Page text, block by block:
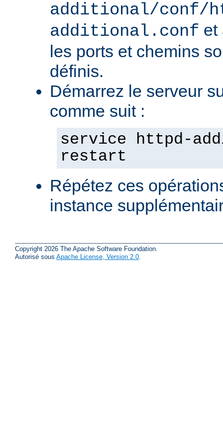
additional/conf/
additional.conf et
les ports et chemins
définis.
Démarrez le serveur
comme suit :
service httpd-
restart
Répétez ces
instance
Copyright 2026 The Apache Software Foundation.
Autorisé sous Apache License, Version 2.0